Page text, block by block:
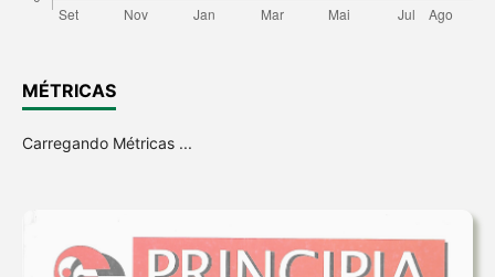
MÉTRICAS
Carregando Métricas ...